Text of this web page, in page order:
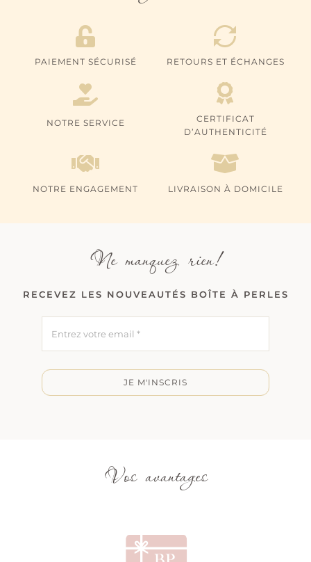
PAIEMENT SÉCURISÉ RETOURS ET ÉCHANGES
NOTRE SERVICE
CERTIFICAT
D’AUTHENTICITÉ
NOTRE ENGAGEMENT LIVRAISON À DOMICILE
Ne manquez rien!
RECEVEZ LES NOUVEAUTÉS BOÎTE À PERLES
JE M'INSCRIS
Vos avantages